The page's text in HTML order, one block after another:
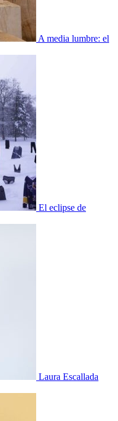
A media lumbre: el
El eclipse de
Laura Escallada